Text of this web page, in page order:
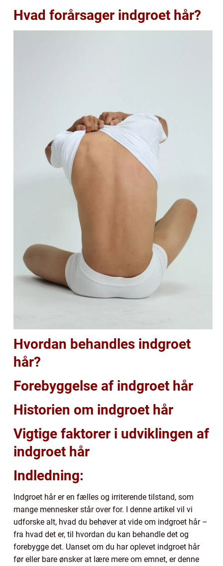
Hvad forårsager indgroet hår?
Hvordan behandles indgroet
hår?
Forebyggelse af indgroet hår
Historien om indgroet hår
Vigtige faktorer i udviklingen af
indgroet hår
Indledning:
Indgroet hår er en fælles og irriterende tilstand, som
mange mennesker står over for. I denne artikel vil vi
udforske alt, hvad du behøver at vide om indgroet hår –
fra hvad det er, til hvordan du kan behandle det og
forebygge det. Uanset om du har oplevet indgroet hår
før eller bare ønsker at lære mere om emnet, er denne